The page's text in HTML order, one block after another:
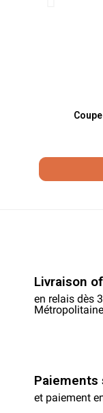
Livraison
en relais dès
Paiements
et paiement